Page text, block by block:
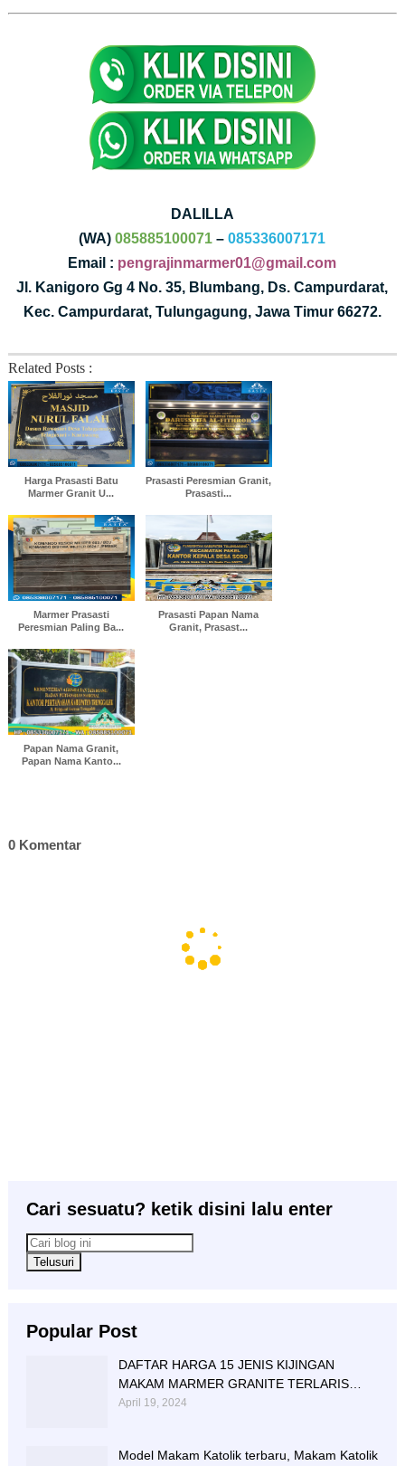
DALILLA
(WA)085885100071 –085336007171
Email : pengrajinmarmer01@gmail.com
Jl. Kanigoro Gg 4 No. 35, Blumbang, Ds. Campurdarat,
Kec. Campurdarat, Tulungagung, Jawa Timur 66272.
Related Posts :
Harga Prasasti Batu
Marmer Granit U...
Prasasti Peresmian Granit,
Prasasti...
Marmer Prasasti
Peresmian Paling Ba...
Prasasti Papan Nama
Granit, Prasast...
Papan Nama Granit,
Papan Nama Kanto...
0 Komentar
Cari sesuatu? ketik disini lalu enter
Popular Post
DAFTAR HARGA 15 JENIS KIJINGAN
MAKAM MARMER GRANITE TERLARIS
BERIKUT NISAN NYA
April 19, 2024
Model Makam Katolik terbaru, Makam Katolik